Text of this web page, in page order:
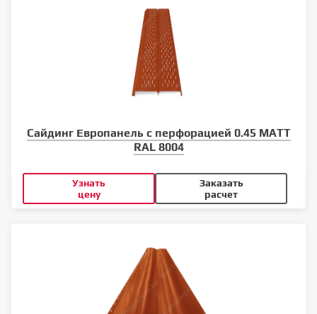
Сайдинг Европанель с перфорацией 0.45 MATT
RAL 8004
Узнать
цену
Заказать
расчет